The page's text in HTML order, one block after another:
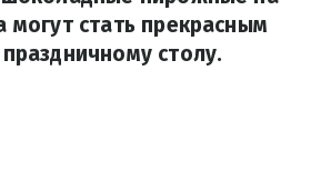
могут стать прекрасным
столу.